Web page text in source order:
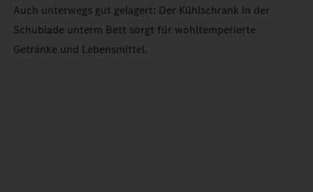
Auch unterwegs gut gelagert: Der Kühlschrank in der
Schublade unterm Bett sorgt für wohltemperierte
Getränke und Lebensmittel.